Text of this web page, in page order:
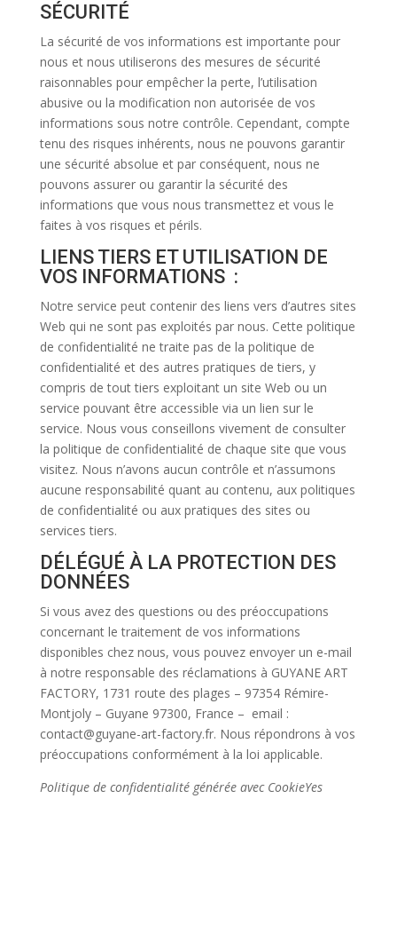
SÉCURITÉ
La sécurité de vos informations est importante pour
nous et nous utiliserons des mesures de sécurité
raisonnables pour empêcher la perte, l’utilisation
abusive ou la modification non autorisée de vos
informations sous notre contrôle. Cependant, compte
tenu des risques inhérents, nous ne pouvons garantir
une sécurité absolue et par conséquent, nous ne
pouvons assurer ou garantir la sécurité des
informations que vous nous transmettez et vous le
faites à vos risques et périls.
LIENS TIERS ET UTILISATION DE
VOS INFORMATIONS :
Notre service peut contenir des liens vers d’autres sites
Web qui ne sont pas exploités par nous. Cette politique
de confidentialité ne traite pas de la politique de
confidentialité et des autres pratiques de tiers, y
compris de tout tiers exploitant un site Web ou un
service pouvant être accessible via un lien sur le
service. Nous vous conseillons vivement de consulter
la politique de confidentialité de chaque site que vous
visitez. Nous n’avons aucun contrôle et n’assumons
aucune responsabilité quant au contenu, aux politiques
de confidentialité ou aux pratiques des sites ou
services tiers.
DÉLÉGUÉ À LA PROTECTION DES
DONNÉES
Si vous avez des questions ou des préoccupations
concernant le traitement de vos informations
disponibles chez nous, vous pouvez envoyer un e-mail
à notre responsable des réclamations à GUYANE ART
FACTORY, 1731 route des plages – 97354 Rémire-
Montjoly – Guyane 97300, France – email :
contact@guyane-art-factory.fr. Nous répondrons à vos
préoccupations conformément à la loi applicable.
Politique de confidentialité générée avec CookieYes